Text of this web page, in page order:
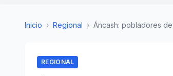
Inicio › Regional › Áncash: pobladores
REGIONAL